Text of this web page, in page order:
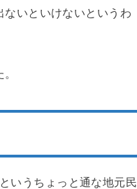
いといけないというわ
というちょっと通な地元民